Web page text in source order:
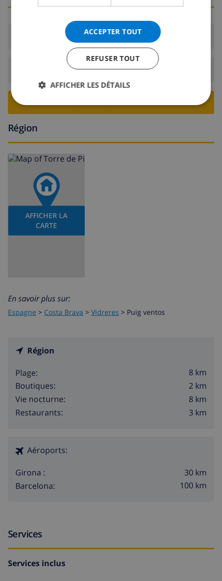
Arrivée:De 16:00 avant 21:00
Départ:Avant: 10:00
Région
AFFICHER LA
CARTE
En savoir plus sur:
Espagne > Costa Brava > Vidreres > Puig ventos
Région
Plage:
8 km
Boutiques:
2 km
Vie nocturne:
8 km
Restaurants:
3 km
Aéroports:
Girona :
30 km
Barcelona:
100 km
Services
Services inclus
ACCEPTER TOUT
REFUSER TOUT
AFFICHER LES DÉTAILS